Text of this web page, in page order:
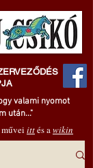
valami nyomot
után..."
ittés awikin